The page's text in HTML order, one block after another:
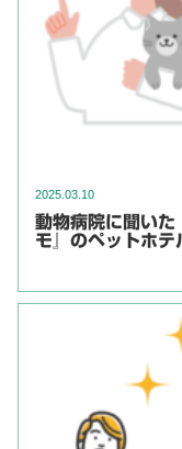
2025.03.10
動物病院に聞いた
モ』のペットホテ